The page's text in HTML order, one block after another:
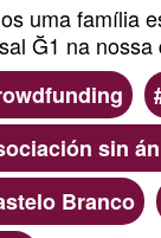
uma família
Ğ1 na
sin
Branco